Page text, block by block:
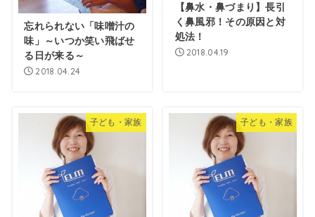
忘れられない「味噌汁の
味」～いつか笑い飛ばせ
る日が来る～
2018.04.24
【鼻水・鼻づまり】長引
く鼻風邪！その原因と対
処法！
2018.04.19
子ども・家族 子ども・家族